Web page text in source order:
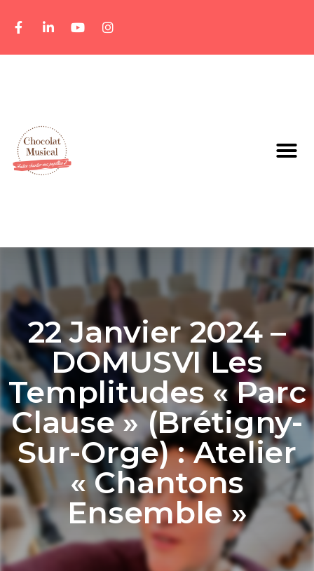
22 Janvier 2024 –
DOMUSVI Les
Templitudes « Parc
Clause » (Brétigny-
Sur-Orge) : Atelier
« Chantons
Ensemble »